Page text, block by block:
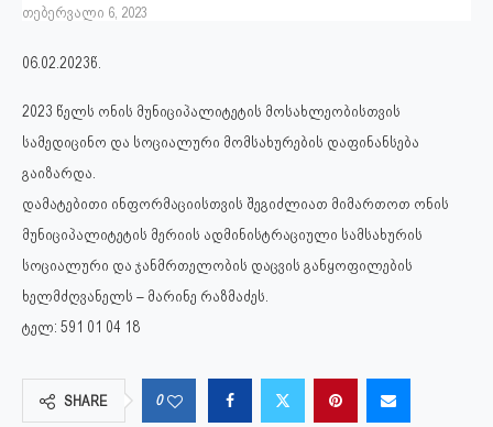
თებერვალი 6, 2023
06.02.2023წ.
2023 წელს ონის მუნიციპალიტეტის მოსახლეობისთვის
სამედიცინო და სოციალური მომსახურების დაფინანსება
გაიზარდა.
დამატებითი ინფორმაციისთვის შეგიძლიათ მიმართოთ ონის
მუნიციპალიტეტის მერიის ადმინისტრაციული სამსახურის
სოციალური და ჯანმრთელობის დაცვის განყოფილების
ხელმძღვანელს – მარინე რაზმაძეს.
ტელ: 591 01 04 18
SHARE 0